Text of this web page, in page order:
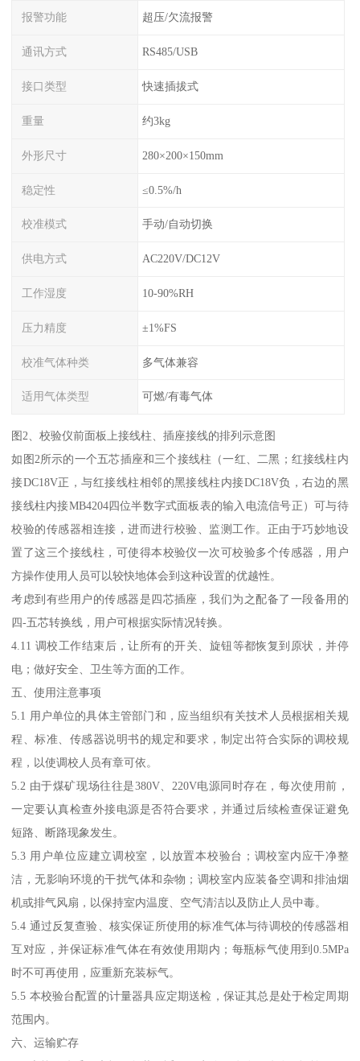
报警功能 超压/欠流报警
通讯方式 RS485/USB
接口类型 快速插拔式
重量 约3kg
外形尺寸 280×200×150mm
稳定性 ≤0.5%/h
校准模式 手动/自动切换
供电方式 AC220V/DC12V
工作湿度 10-90%RH
压力精度 ±1%FS
校准气体种类 多气体兼容
适用气体类型 可燃/有毒气体
图2、校验仪前面板上接线柱、插座接线的排列示意图
如图2所示的一个五芯插座和三个接线柱（一红、二黑；红接线柱内
接DC18V正，与红接线柱相邻的黑接线柱内接DC18V负，右边的黑
接线柱内接MB4204四位半数字式面板表的输入电流信号正）可与待
校验的传感器相连接，进而进行校验、监测工作。正由于巧妙地设
置了这三个接线柱，可使得本校验仪一次可校验多个传感器，用户
方操作使用人员可以较快地体会到这种设置的优越性。
考虑到有些用户的传感器是四芯插座，我们为之配备了一段备用的
四-五芯转换线，用户可根据实际情况转换。
4.11 调校工作结束后，让所有的开关、旋钮等都恢复到原状，并停
电；做好安全、卫生等方面的工作。
五、使用注意事项
5.1 用户单位的具体主管部门和，应当组织有关技术人员根据相关规
程、标准、传感器说明书的规定和要求，制定出符合实际的调校规
程，以使调校人员有章可依。
5.2 由于煤矿现场往往是380V、220V电源同时存在，每次使用前，
一定要认真检查外接电源是否符合要求，并通过后续检查保证避免
短路、断路现象发生。
5.3 用户单位应建立调校室，以放置本校验台；调校室内应干净整
洁，无影响环境的干扰气体和杂物；调校室内应装备空调和排油烟
机或排气风扇，以保持室内温度、空气清洁以及防止人员中毒。
5.4 通过反复查验、核实保证所使用的标准气体与待调校的传感器相
互对应，并保证标准气体在有效使用期内；每瓶标气使用到0.5MPa
时不可再使用，应重新充装标气。
5.5 本校验台配置的计量器具应定期送检，保证其总是处于检定周期
范围内。
六、运输贮存